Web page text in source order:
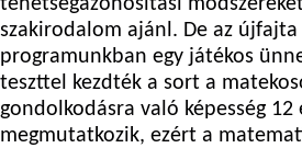
tehetségazonosítási
szakirodalom ajánl. De az
programunkban egy játékos
teszttel kezdték a sort a
gondolkodásra való képesség
megmutatkozik, ezért a